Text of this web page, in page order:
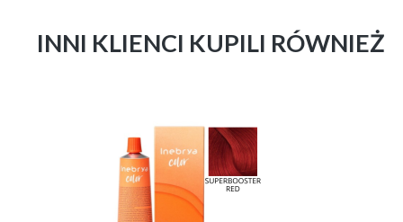
INNI KLIENCI KUPILI RÓWNIEŻ